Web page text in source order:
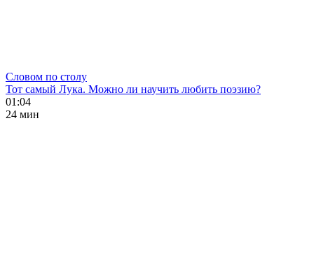
Словом по столу
Тот самый Лука. Можно ли научить любить поэзию?
01:04
24 мин